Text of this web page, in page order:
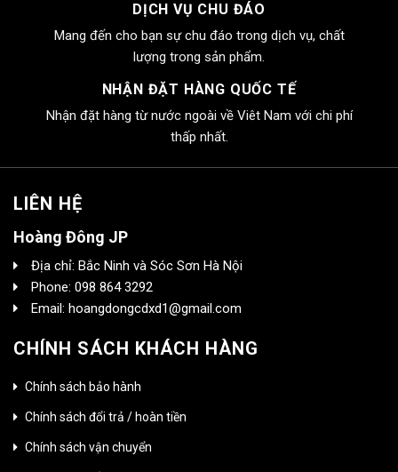
DỊCH VỤ CHU ĐÁO
Mang đến cho bạn sự chu đáo trong dịch vụ, chất
lượng trong sản phẩm.
NHẬN ĐẶT HÀNG QUỐC TẾ
Nhận đặt hàng từ nước ngoài về Viêt Nam với chi phí
thấp nhất.
LIÊN HỆ
Hoàng Đông JP
Địa chỉ: Bắc Ninh và Sóc Sơn Hà Nội
Phone: 098 864 3292
Email: hoangdongcdxd1@gmail.com
CHÍNH SÁCH KHÁCH HÀNG
Chính sách bảo hành
Chính sách đổi trả / hoàn tiền
Chính sách vận chuyển